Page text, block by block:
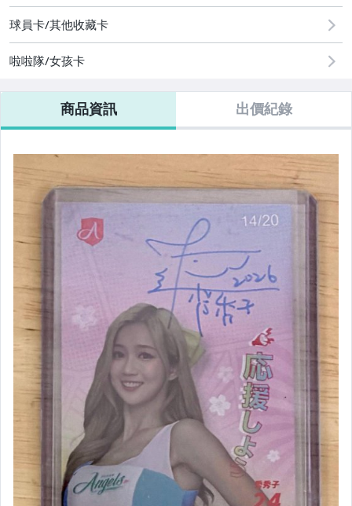
球員卡/其他收藏卡
啦啦隊/女孩卡
商品資訊 出價紀錄